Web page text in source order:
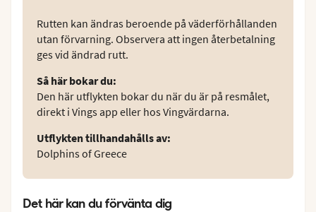
Rutten kan ändras beroende på väderförhållanden
utan förvarning. Observera att ingen återbetalning
ges vid ändrad rutt.
Så här bokar du:
Den här utflykten bokar du när du är på resmålet,
direkt i Vings app eller hos Vingvärdarna.
Utflykten tillhandahålls av:
Dolphins of Greece
Det här kan du förvänta dig